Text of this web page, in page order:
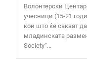
Волонтерски Центар
учесници (15-21
кои што ќе сакаат
младинската
Society“...